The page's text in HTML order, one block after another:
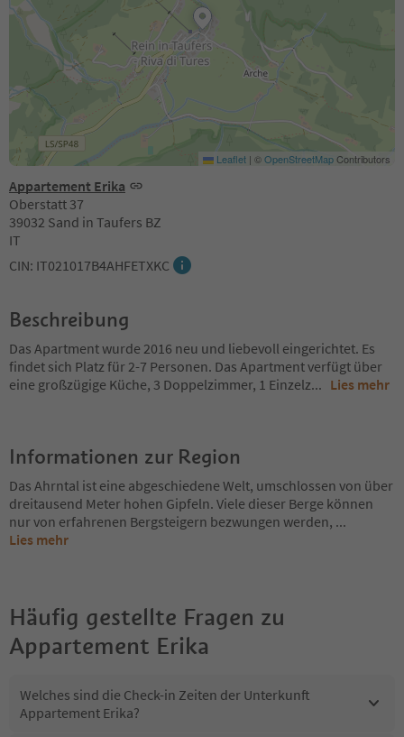
Appartement Erika
Oberstatt 37
39032 Sand in Taufers BZ
IT
CIN: IT021017B4AHFETXKC
Leaflet | ©OpenStreetMapContributors
Beschreibung
Das Apartment wurde 2016 neu und liebevoll eingerichtet. Es
findet sich Platz für 2-7 Personen. Das Apartment verfügt über
eine großzügige Küche, 3 Doppelzimmer, 1 Einzelz... Lies mehr
Informationen zur Region
Das Ahrntal ist eine abgeschiedene Welt, umschlossen von über
dreitausend Meter hohen Gipfeln. Viele dieser Berge können
nur von erfahrenen Bergsteigern bezwungen werden, ...
Lies mehr
Häufig gestellte Fragen zu
Appartement Erika
Welches sind die Check-in Zeiten der Unterkunft
Appartement Erika?